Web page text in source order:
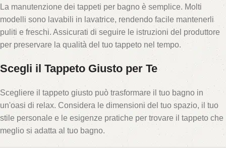
La manutenzione dei tappeti per bagno è semplice. Molti
modelli sono lavabili in lavatrice, rendendo facile mantenerli
puliti e freschi. Assicurati di seguire le istruzioni del produttore
per preservare la qualità del tuo tappeto nel tempo.
Scegli il Tappeto Giusto per Te
Scegliere il tappeto giusto può trasformare il tuo bagno in
un'oasi di relax. Considera le dimensioni del tuo spazio, il tuo
stile personale e le esigenze pratiche per trovare il tappeto che
meglio si adatta al tuo bagno.